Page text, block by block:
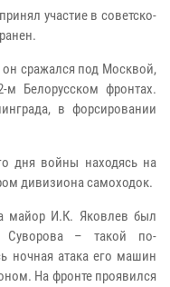
участие в советско-
сражался под Москвой,
Белорусском фронтах.
в форсировании
дня войны находясь на
дивизиона самоходок.
майор И.К. Яковлев был
Суворова – такой по-
ночная атака его машин
На фронте проявился